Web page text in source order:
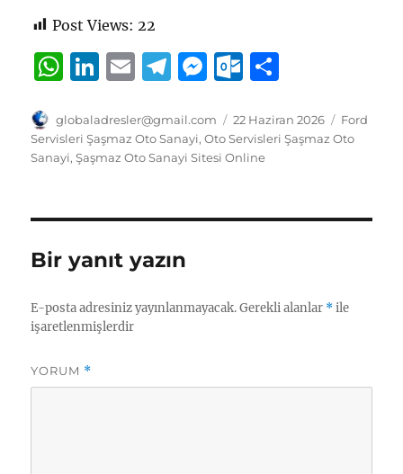
Post Views: 22
W
at
s
p
Li
k
e
I
E
ai
l
T
e
g
a
M
ss
e
g
O
tl
o
k.
m
a
re
Yazar
globaladresler@gmail.com
Yayın
tarihi
22 Haziran 2026
Ford
Servisleri Şaşmaz Oto Sanayi,Oto Servisleri Şaşmaz Oto
Sanayi,Şaşmaz Oto Sanayi Sitesi Online
Bir yanıt yazın
E-posta adresiniz yayınlanmayacak. Gerekli alanlar *ile
işaretlenmişlerdir
YORUM *